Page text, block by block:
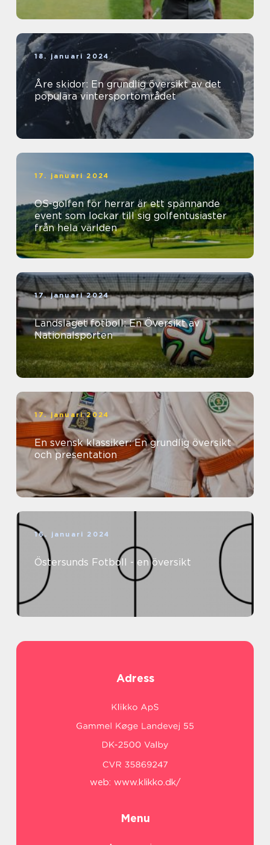
18. januari 2024
Åre skidor: En grundlig översikt av det
populära vintersportområdet
17. januari 2024
OS-golfen för herrar är ett spännande
event som lockar till sig golfentusiaster
från hela världen
17. januari 2024
Landslaget fotboll: En Översikt av
Nationalsporten
17. januari 2024
En svensk klassiker: En grundlig översikt
och presentation
16. januari 2024
Östersunds Fotboll - en översikt
Adress
web: www.klikko.dk/
Menu